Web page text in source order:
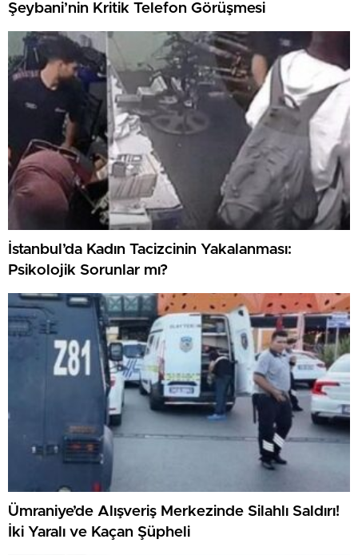
Şeybani’nin Kritik Telefon Görüşmesi
İstanbul’da Kadın Tacizcinin Yakalanması:
Psikolojik Sorunlar mı?
Ümraniye’de Alışveriş Merkezinde Silahlı Saldırı!
İki Yaralı ve Kaçan Şüpheli